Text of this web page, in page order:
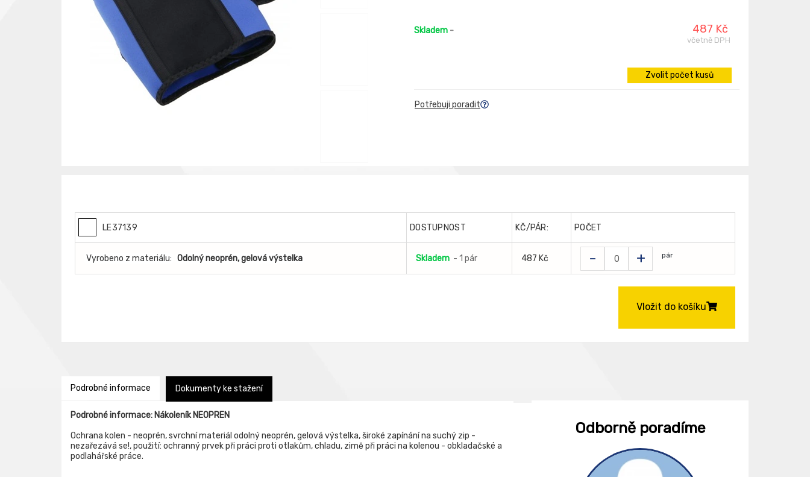
Skladem - 487 Kč
včetně DPH
Zvolit počet kusů
Potřebuji poradit
LE37139 DOSTUPNOST KČ/PÁR: POČET
Vyrobeno z materiálu: Odolný neoprén, gelová výstelka Skladem - 1 pár 487 Kč - + pár
Vložit do košíku
Podrobné informace Dokumenty ke stažení
Podrobné informace: Nákoleník NEOPREN
Ochrana kolen - neoprén, svrchní materiál odolný neoprén, gelová výstelka, široké zapínání na suchý zip -
nezařezává se!, použití: ochranný prvek při práci proti otlakům, chladu, zimě při práci na kolenou - obkladačské a
podlahářské práce.
Odborně poradíme